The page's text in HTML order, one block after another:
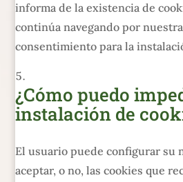
informa de la existencia de
continúa navegando por
consentimiento para la
¿Cómo puedo
instalación de
El usuario puede configurar su
aceptar, o no, las cookies que